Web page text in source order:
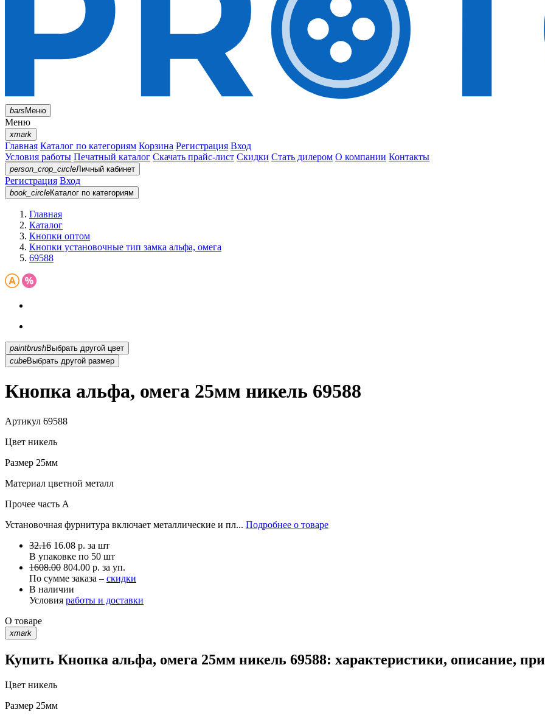
barsМеню
Меню
xmark
Главная Каталог по категориям Корзина Регистрация Вход
Условия работы Печатный каталог Скачать прайс-лист Скидки Стать дилером О компании Контакты
person_crop_circleЛичный кабинет
Регистрация Вход
book_circleКаталог по категориям
Главная
Каталог
Кнопки оптом
Кнопки установочные тип замка альфа, омега
69588
paintbrush
Выбрать другой цвет
cubeВыбрать другой размер
Кнопка альфа, омега 25мм никель 69588
Артикул 69588
Цвет никель
Размер 25мм
Материал цветной металл
Прочее часть A
Установочная фурнитура включает металлические и пл... Подробнее о товаре
32.16 16.08 р. за шт
В упаковке по 50 шт
1608.00 804.00 р. за уп.
По сумме заказа – скидки
В наличии
Условия работы и доставки
О товаре
xmark
Купить Кнопка альфа, омега 25мм никель 69588: характеристики, описание,
Цвет никель
Размер 25мм